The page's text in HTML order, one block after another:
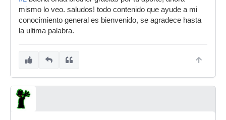
mismo lo veo. saludos! todo contenido que ayude a mi
conocimiento general es bienvenido, se agradece hasta
la ultima palabra.